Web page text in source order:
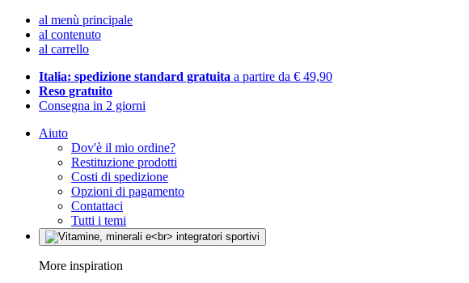
al menù principale
al contenuto
al carrello
Italia: spedizione standard gratuita a partire da € 49,90
Reso gratuito
Consegna in 2 giorni
Aiuto
Dov'è il mio ordine?
Restituzione prodotti
Costi di spedizione
Opzioni di pagamento
Contattaci
Tutti i temi
More inspiration